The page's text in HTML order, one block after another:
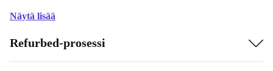
Näytä lisää
Refurbed-prosessi